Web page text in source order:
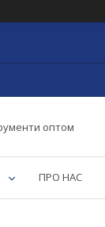
оптом
ПРО НАС